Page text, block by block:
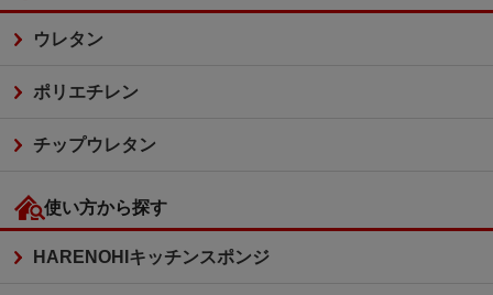
ウレタン
ポリエチレン
チップウレタン
使い方から探す
HARENOHIキッチンスポンジ